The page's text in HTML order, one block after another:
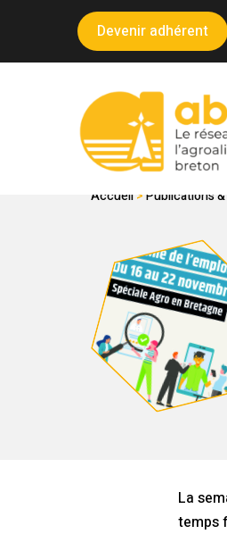
Devenir adhérent
Accueil>Publications
La
temps
Panneau de gestion des cookies